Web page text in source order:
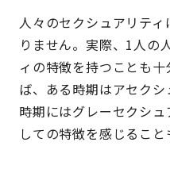
人々のセクシュアリテ
りません。実際、1人の
ィの特徴を持つことも
ば、ある時期はアセク
時期にはグレーセクシ
しての特徴を感じること